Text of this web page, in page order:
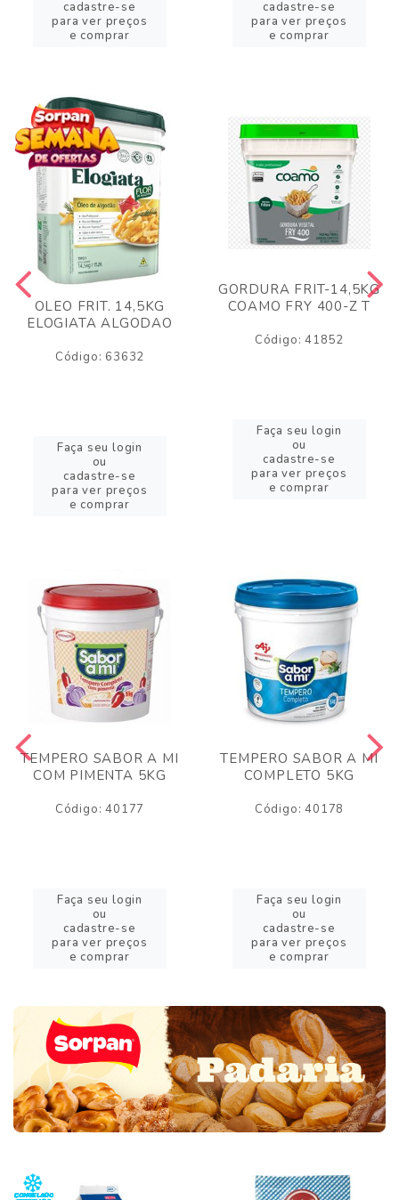
cadastre-se
para ver preços
e comprar
cadastre-se
para ver preços
e comprar
OLEO FRIT. 14,5KG
ELOGIATA ALGODAO
Código: 63632
Faça seu login
ou
cadastre-se
para ver preços
e comprar
GORDURA FRIT-14,5KG
COAMO FRY 400-Z T
Código: 41852
Faça seu login
ou
cadastre-se
para ver preços
e comprar
TEMPERO SABOR A MI
COM PIMENTA 5KG
Código: 40177
Faça seu login
ou
cadastre-se
para ver preços
e comprar
TEMPERO SABOR A MI
COMPLETO 5KG
Código: 40178
Faça seu login
ou
cadastre-se
para ver preços
e comprar